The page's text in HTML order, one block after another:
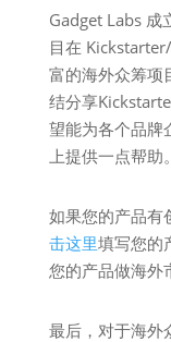
Gadget Labs 成
目在
富的海外众筹项
结分享
望能为各个品牌
上提供一点帮助。
如果您的产品有
击这里填写您的
您的产品做海外
最后，对于海外